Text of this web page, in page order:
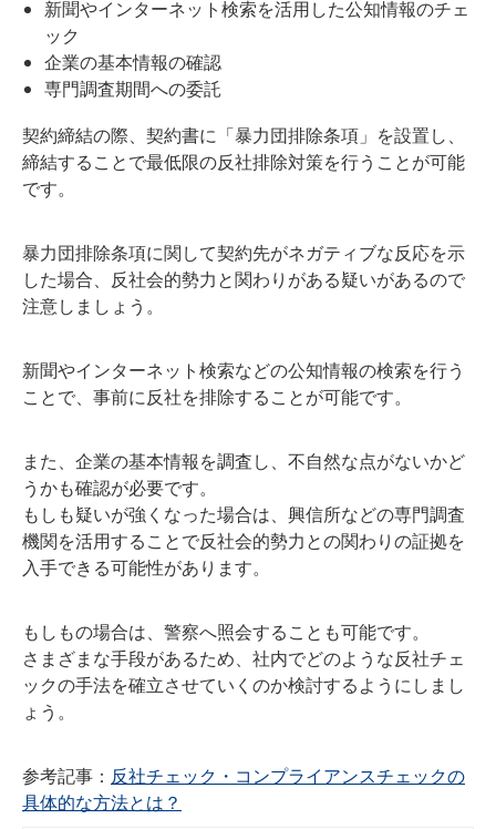
新聞やインターネット検索を活用した公知情報のチェ
ック
企業の基本情報の確認
専門調査期間への委託
契約締結の際、契約書に「暴力団排除条項」を設置し、
締結することで最低限の反社排除対策を行うことが可能
です。
暴力団排除条項に関して契約先がネガティブな反応を示
した場合、反社会的勢力と関わりがある疑いがあるので
注意しましょう。
新聞やインターネット検索などの公知情報の検索を行う
ことで、事前に反社を排除することが可能です。
また、企業の基本情報を調査し、不自然な点がないかど
うかも確認が必要です。
もしも疑いが強くなった場合は、興信所などの専門調査
機関を活用することで反社会的勢力との関わりの証拠を
入手できる可能性があります。
もしもの場合は、警察へ照会することも可能です。
さまざまな手段があるため、社内でどのような反社チェ
ックの手法を確立させていくのか検討するようにしまし
ょう。
参考記事： 反社チェック・コンプライアンスチェックの
具体的な方法とは？